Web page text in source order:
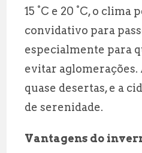
15 °C e 20 °C, o clima
convidativo para
especialmente para
evitar aglomerações.
quase desertas, e a
de serenidade.
Vantagens do